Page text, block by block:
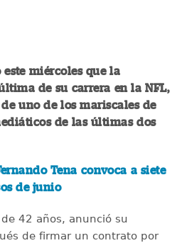
miércoles que la
de su carrera en la NFL,
uno de los mariscales de
de las últimas dos
Tena convoca a siete
de junio
42 años, anunció su
de firmar un contrato por